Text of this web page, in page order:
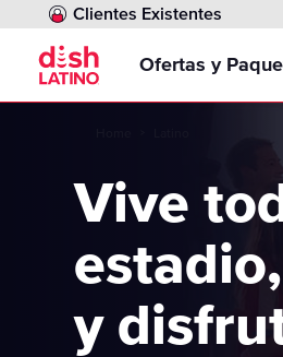
Clientes Existentes
Ofertas y
DishLATINO
DishLATINO Dos
DishLATINO Max
DishLATINO
Opción sin
Internet
Ofertas
Vive
y